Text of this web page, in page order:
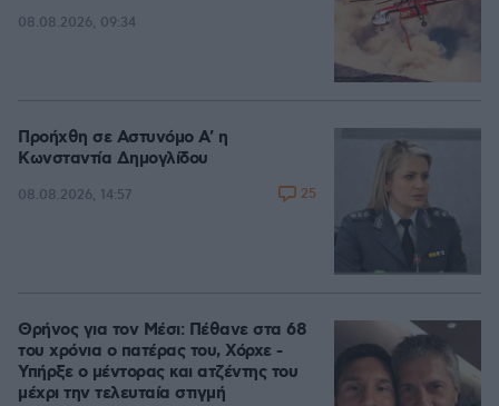
08.08.2026, 09:34
Προήχθη σε Αστυνόμο Α' η
Κωνσταντία Δημογλίδου
08.08.2026, 14:57 25
Θρήνος για τον Μέσι: Πέθανε στα 68
του χρόνια ο πατέρας του, Χόρχε -
Υπήρξε ο μέντορας και ατζέντης του
μέχρι την τελευταία στιγμή